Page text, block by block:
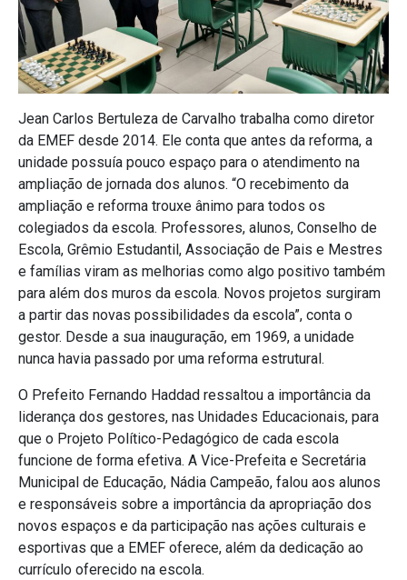
Jean Carlos Bertuleza de Carvalho trabalha como diretor
da EMEF desde 2014. Ele conta que antes da reforma, a
unidade possuía pouco espaço para o atendimento na
ampliação de jornada dos alunos. “O recebimento da
ampliação e reforma trouxe ânimo para todos os
colegiados da escola. Professores, alunos, Conselho de
Escola, Grêmio Estudantil, Associação de Pais e Mestres
e famílias viram as melhorias como algo positivo também
para além dos muros da escola. Novos projetos surgiram
a partir das novas possibilidades da escola”, conta o
gestor. Desde a sua inauguração, em 1969, a unidade
nunca havia passado por uma reforma estrutural.
O Prefeito Fernando Haddad ressaltou a importância da
liderança dos gestores, nas Unidades Educacionais, para
que o Projeto Político-Pedagógico de cada escola
funcione de forma efetiva. A Vice-Prefeita e Secretária
Municipal de Educação, Nádia Campeão, falou aos alunos
e responsáveis sobre a importância da apropriação dos
novos espaços e da participação nas ações culturais e
esportivas que a EMEF oferece, além da dedicação ao
currículo oferecido na escola.